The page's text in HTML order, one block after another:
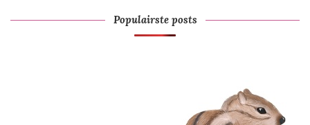
Populairste posts